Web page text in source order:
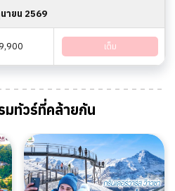
ายน 2569
เต็ม
ทัวร์ที่คล้ายกัน